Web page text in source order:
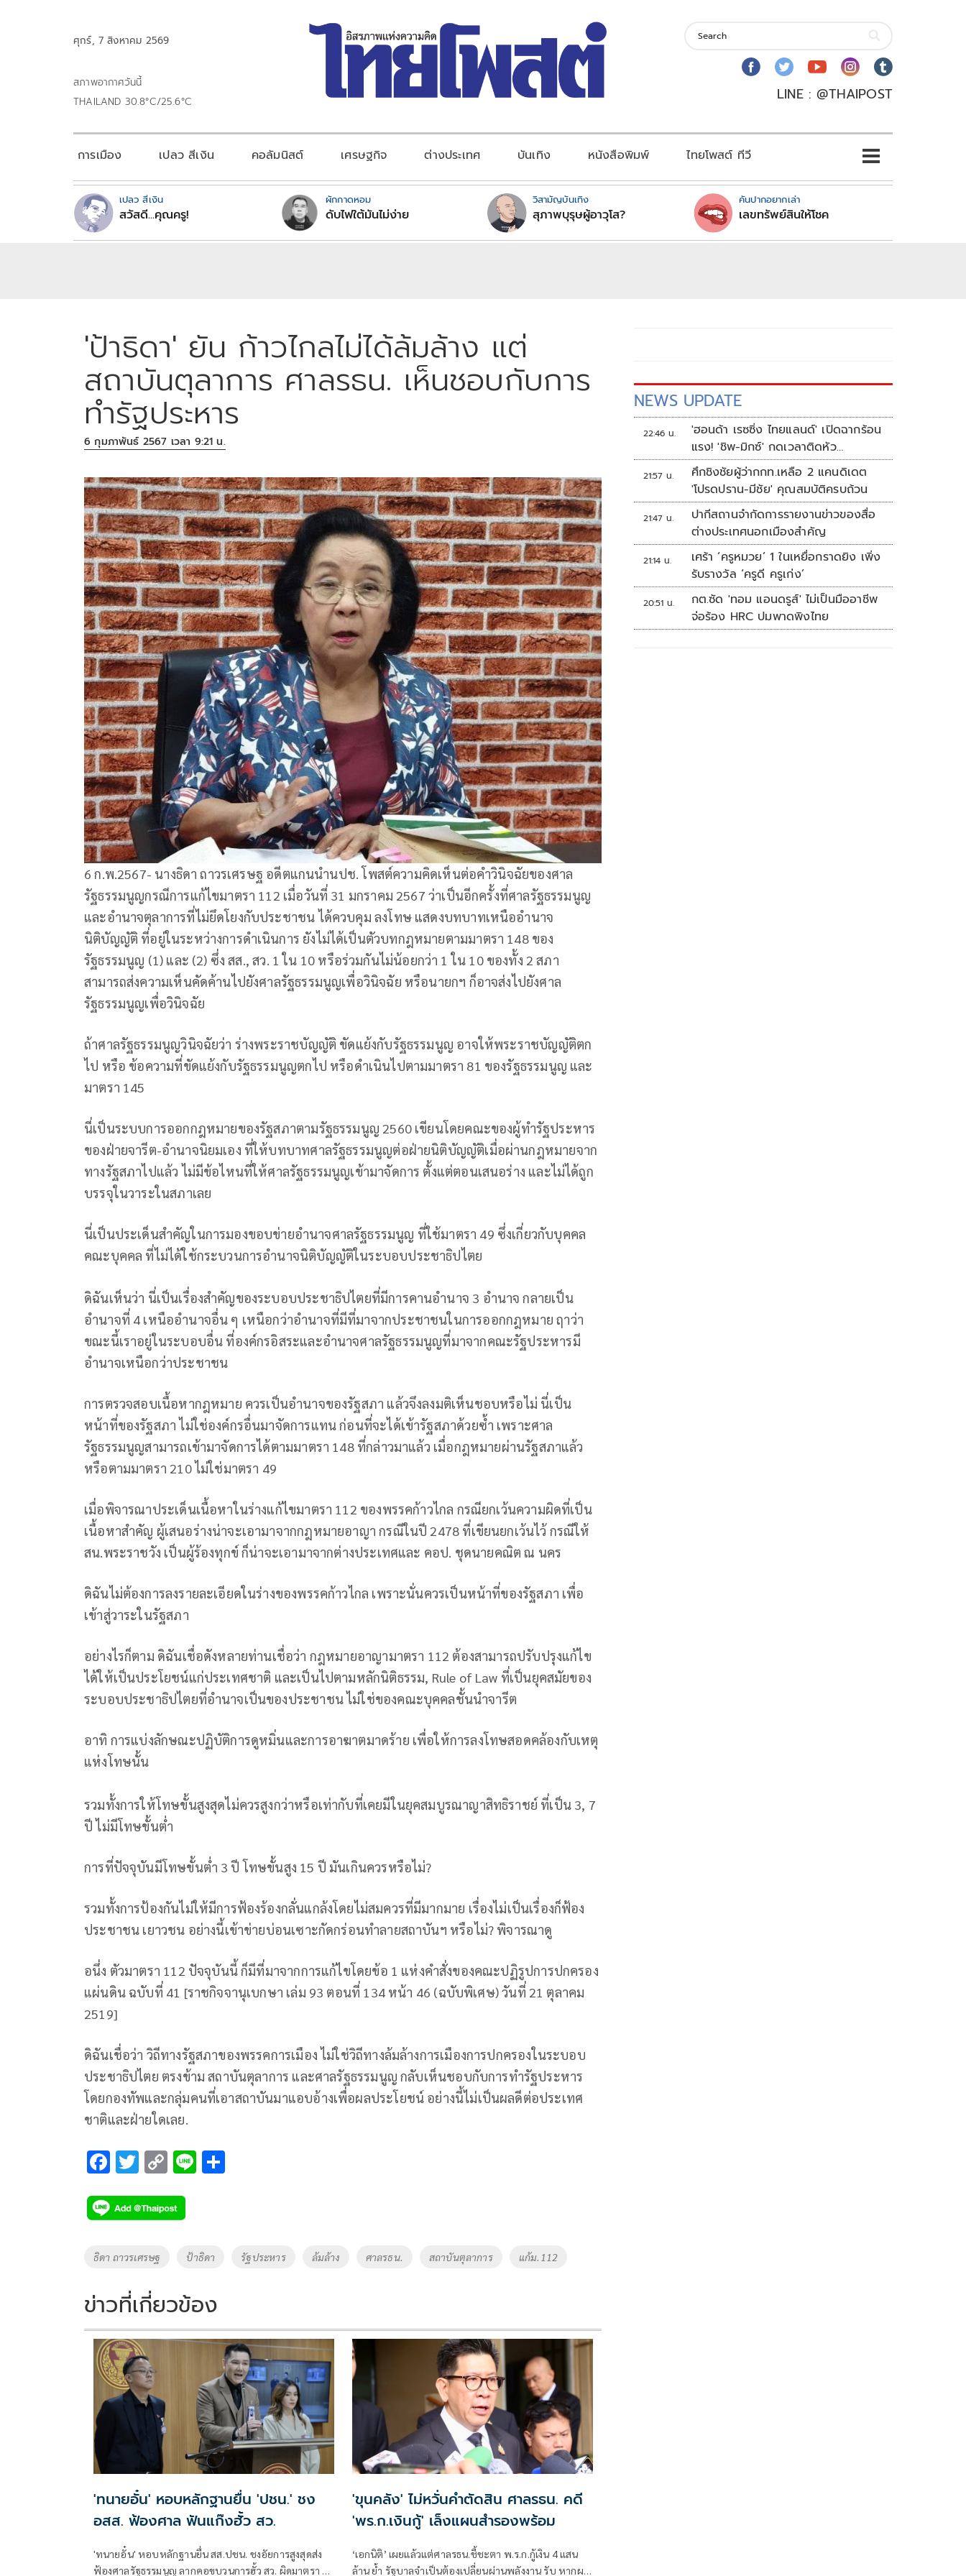
ศุกร์, 7 สิงหาคม 2569
สภาพอากาศวันนี้
THAILAND 30.8°C/25.6°C
LINE : @THAIPOST
การเมือง เปลว สีเงิน คอลัมนิสต์ เศรษฐกิจ ต่างประเทศ บันเทิง หนังสือพิมพ์ ไทยโพสต์ ทีวี
เปลว สีเงิน
สวัสดี...คุณครู!
ผักกาดหอม
ดับไฟใต้มันไม่ง่าย
วิสามัญบันเทิง
สุภาพบุรุษผู้อาวุโส?
คันปากอยากเล่า
เลขทรัพย์สินให้โชค
'ป้าธิดา' ยัน ก้าวไกลไม่ได้ล้มล้าง แต่
สถาบันตุลาการ ศาลรธน. เห็นชอบกับการ
ทำรัฐประหาร
6 กุมภาพันธ์ 2567 เวลา 9:21 น.
6 ก.พ.2567- นางธิดา ถาวรเศรษฐ อดีตแกนนำนปช. โพสต์ความคิดเห็นต่อคำวินิจฉัยของศาล
รัฐธรรมนูญกรณีการแก้ไขมาตรา 112 เมื่อวันที่ 31 มกราคม 2567 ว่าเป็นอีกครั้งที่ศาลรัฐธรรมนูญ
และอำนาจตุลาการที่ไม่ยึดโยงกับประชาชน ได้ควบคุม ลงโทษ แสดงบทบาทเหนืออำนาจ
นิติบัญญัติ ที่อยู่ในระหว่างการดำเนินการ ยังไม่ได้เป็นตัวบทกฎหมายตามมาตรา 148 ของ
รัฐธรรมนูญ (1) และ (2) ซึ่ง สส., สว. 1 ใน 10 หรือร่วมกันไม่น้อยกว่า 1 ใน 10 ของทั้ง 2 สภา
สามารถส่งความเห็นคัดค้านไปยังศาลรัฐธรรมนูญเพื่อวินิจฉัย หรือนายกฯ ก็อาจส่งไปยังศาล
รัฐธรรมนูญเพื่อวินิจฉัย
ถ้าศาลรัฐธรรมนูญวินิจฉัยว่า ร่างพระราชบัญญัติ ขัดแย้งกับรัฐธรรมนูญ อาจให้พระราชบัญญัติตก
ไป หรือ ข้อความที่ขัดแย้งกับรัฐธรรมนูญตกไป หรือดำเนินไปตามมาตรา 81 ของรัฐธรรมนูญ และ
มาตรา 145
นี่เป็นระบบการออกกฎหมายของรัฐสภาตามรัฐธรรมนูญ 2560 เขียนโดยคณะของผู้ทำรัฐประหาร
ของฝ่ายจารีต-อำนาจนิยมเอง ที่ให้บทบาทศาลรัฐธรรมนูญต่อฝ่ายนิติบัญญัติเมื่อผ่านกฎหมายจาก
ทางรัฐสภาไปแล้ว ไม่มีข้อไหนที่ให้ศาลรัฐธรรมนูญเข้ามาจัดการ ตั้งแต่ตอนเสนอร่าง และไม่ได้ถูก
บรรจุในวาระในสภาเลย
นี่เป็นประเด็นสำคัญในการมองขอบข่ายอำนาจศาลรัฐธรรมนูญ ที่ใช้มาตรา 49 ซึ่งเกี่ยวกับบุคคล
คณะบุคคล ที่ไม่ได้ใช้กระบวนการอำนาจนิติบัญญัติในระบอบประชาธิปไตย
ดิฉันเห็นว่า นี่เป็นเรื่องสำคัญของระบอบประชาธิปไตยที่มีการคานอำนาจ 3 อำนาจ กลายเป็น
อำนาจที่ 4 เหนืออำนาจอื่น ๆ เหนือกว่าอำนาจที่มีที่มาจากประชาชนในการออกกฎหมาย ฤาว่า
ขณะนี้เราอยู่ในระบอบอื่น ที่องค์กรอิสระและอำนาจศาลรัฐธรรมนูญที่มาจากคณะรัฐประหารมี
อำนาจเหนือกว่าประชาชน
การตรวจสอบเนื้อหากฎหมาย ควรเป็นอำนาจของรัฐสภา แล้วจึงลงมติเห็นชอบหรือไม่ นี่เป็น
หน้าที่ของรัฐสภา ไม่ใช่องค์กรอื่นมาจัดการแทน ก่อนที่จะได้เข้ารัฐสภาด้วยซ้ำ เพราะศาล
รัฐธรรมนูญสามารถเข้ามาจัดการได้ตามมาตรา 148 ที่กล่าวมาแล้ว เมื่อกฎหมายผ่านรัฐสภาแล้ว
หรือตามมาตรา 210 ไม่ใช่มาตรา 49
เมื่อพิจารณาประเด็นเนื้อหาในร่างแก้ไขมาตรา 112 ของพรรคก้าวไกล กรณียกเว้นความผิดที่เป็น
เนื้อหาสำคัญ ผู้เสนอร่างน่าจะเอามาจากกฎหมายอาญา กรณีในปี 2478 ที่เขียนยกเว้นไว้ กรณีให้
สน.พระราชวัง เป็นผู้ร้องทุกข์ ก็น่าจะเอามาจากต่างประเทศและ คอป. ชุดนายคณิต ณ นคร
ดิฉันไม่ต้องการลงรายละเอียดในร่างของพรรคก้าวไกล เพราะนั่นควรเป็นหน้าที่ของรัฐสภา เพื่อ
เข้าสู่วาระในรัฐสภา
อย่างไรก็ตาม ดิฉันเชื่อดังหลายท่านเชื่อว่า กฎหมายอาญามาตรา 112 ต้องสามารถปรับปรุงแก้ไข
ได้ให้เป็นประโยชน์แก่ประเทศชาติ และเป็นไปตามหลักนิติธรรม, Rule of Law ที่เป็นยุคสมัยของ
ระบอบประชาธิปไตยที่อำนาจเป็นของประชาชน ไม่ใช่ของคณะบุคคลชั้นนำจารีต
อาทิ การแบ่งลักษณะปฏิบัติการดูหมิ่นและการอาฆาตมาดร้าย เพื่อให้การลงโทษสอดคล้องกับเหตุ
แห่งโทษนั้น
รวมทั้งการให้โทษขั้นสูงสุดไม่ควรสูงกว่าหรือเท่ากับที่เคยมีในยุคสมบูรณาญาสิทธิราชย์ ที่เป็น 3, 7
ปี ไม่มีโทษขั้นต่ำ
การที่ปัจจุบันมีโทษขั้นต่ำ 3 ปี โทษขั้นสูง 15 ปี มันเกินควรหรือไม่?
รวมทั้งการป้องกันไม่ให้มีการฟ้องร้องกลั่นแกล้งโดยไม่สมควรที่มีมากมาย เรื่องไม่เป็นเรื่องก็ฟ้อง
ประชาชน เยาวชน อย่างนี้เข้าข่ายบ่อนเซาะกัดกร่อนทำลายสถาบันฯ หรือไม่? พิจารณาดู
อนึ่ง ตัวมาตรา 112 ปัจจุบันนี้ ก็มีที่มาจากการแก้ไขโดยข้อ 1 แห่งคำสั่งของคณะปฏิรูปการปกครอง
แผ่นดิน ฉบับที่ 41 [ราชกิจจานุเบกษา เล่ม 93 ตอนที่ 134 หน้า 46 (ฉบับพิเศษ) วันที่ 21 ตุลาคม
2519]
ดิฉันเชื่อว่า วิถีทางรัฐสภาของพรรคการเมือง ไม่ใช่วิถีทางล้มล้างการเมืองการปกครองในระบอบ
ประชาธิปไตย ตรงข้าม สถาบันตุลาการ และศาลรัฐธรรมนูญ กลับเห็นชอบกับการทำรัฐประหาร
โดยกองทัพและกลุ่มคนที่เอาสถาบันมาแอบอ้างเพื่อผลประโยชน์ อย่างนี้ไม่เป็นผลดีต่อประเทศ
ชาติและฝ่ายใดเลย.
F
e
b
o
k
T
tt
er
C
p
y
Li
k
Li
Tags
ธิดา ถาวรเศรษฐ ป้าธิดา รัฐประหาร ล้มล้าง ศาลรธน. สถาบันตุลาการ แก้ม.112
ข่าวที่เกี่ยวข้อง
'ทนายอั๋น' หอบหลักฐานยื่น 'ปชน.' ชง
อสส. ฟ้องศาล ฟันแก๊งฮั้ว สว.
'ทนายอั๋น' หอบหลักฐานยื่น สส.ปชน. ชงอัยการสูงสุดส่ง
ฟ้องศาลรัฐธรรมนูญ ลากคอขบวนการฮั้ว สว. ผิดมาตรา 49
'ขุนคลัง' ไม่หวั่นคำตัดสิน ศาลรธน. คดี
'พร.ก.เงินกู้' เล็งแผนสำรองพร้อม
‘เอกนิติ’ เผยแล้วแต่ศาลรธน.ชี้ชะตา พ.ร.ก.กู้เงิน 4 แสน
ล้าน ย้ำ รัฐบาลจำเป็นต้องเปลี่ยนผ่านพลังงาน รับ หากผล
NEWS UPDATE
22:46 น.
'ฮอนด้า เรซซิ่ง ไทยแลนด์' เปิดฉากร้อน
แรง! 'ชิพ-มิกซ์' กดเวลาติดหัว
แถว ARRC สนาม 4 ที่มัลดาลิกา
21:57 น.
ศึกชิงชัยผู้ว่ากกท.เหลือ 2 แคนดิเดต
'โปรดปราน-มีชัย' คุณสมบัติครบถ้วน
21:47 น.
ปากีสถานจำกัดการรายงานข่าวของสื่อ
ต่างประเทศนอกเมืองสำคัญ
21:14 น.
เศร้า ‘ครูหมวย’ 1 ในเหยื่อกราดยิง เพิ่ง
รับรางวัล ‘ครูดี ครูเก่ง’
20:51 น.
กต.ซัด 'ทอม แอนดรูส์' ไม่เป็นมืออาชีพ
จ่อร้อง HRC ปมพาดพิงไทย